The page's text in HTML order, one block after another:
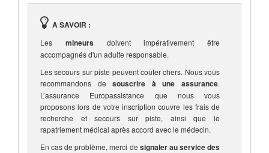
A SAVOIR :
Les mineurs doivent impérativement être
accompagnés d'un adulte responsable.
Les secours sur piste peuvent coûter chers. Nous vous
recommandons desouscrire à une assurance.
L’assurance Europassistance que nous vous
proposons lors de votre inscription couvre les frais de
recherche et secours sur piste, ainsi que le
rapatriement médical après accord avec le médecin.
En cas de problème, merci de signaler au service des